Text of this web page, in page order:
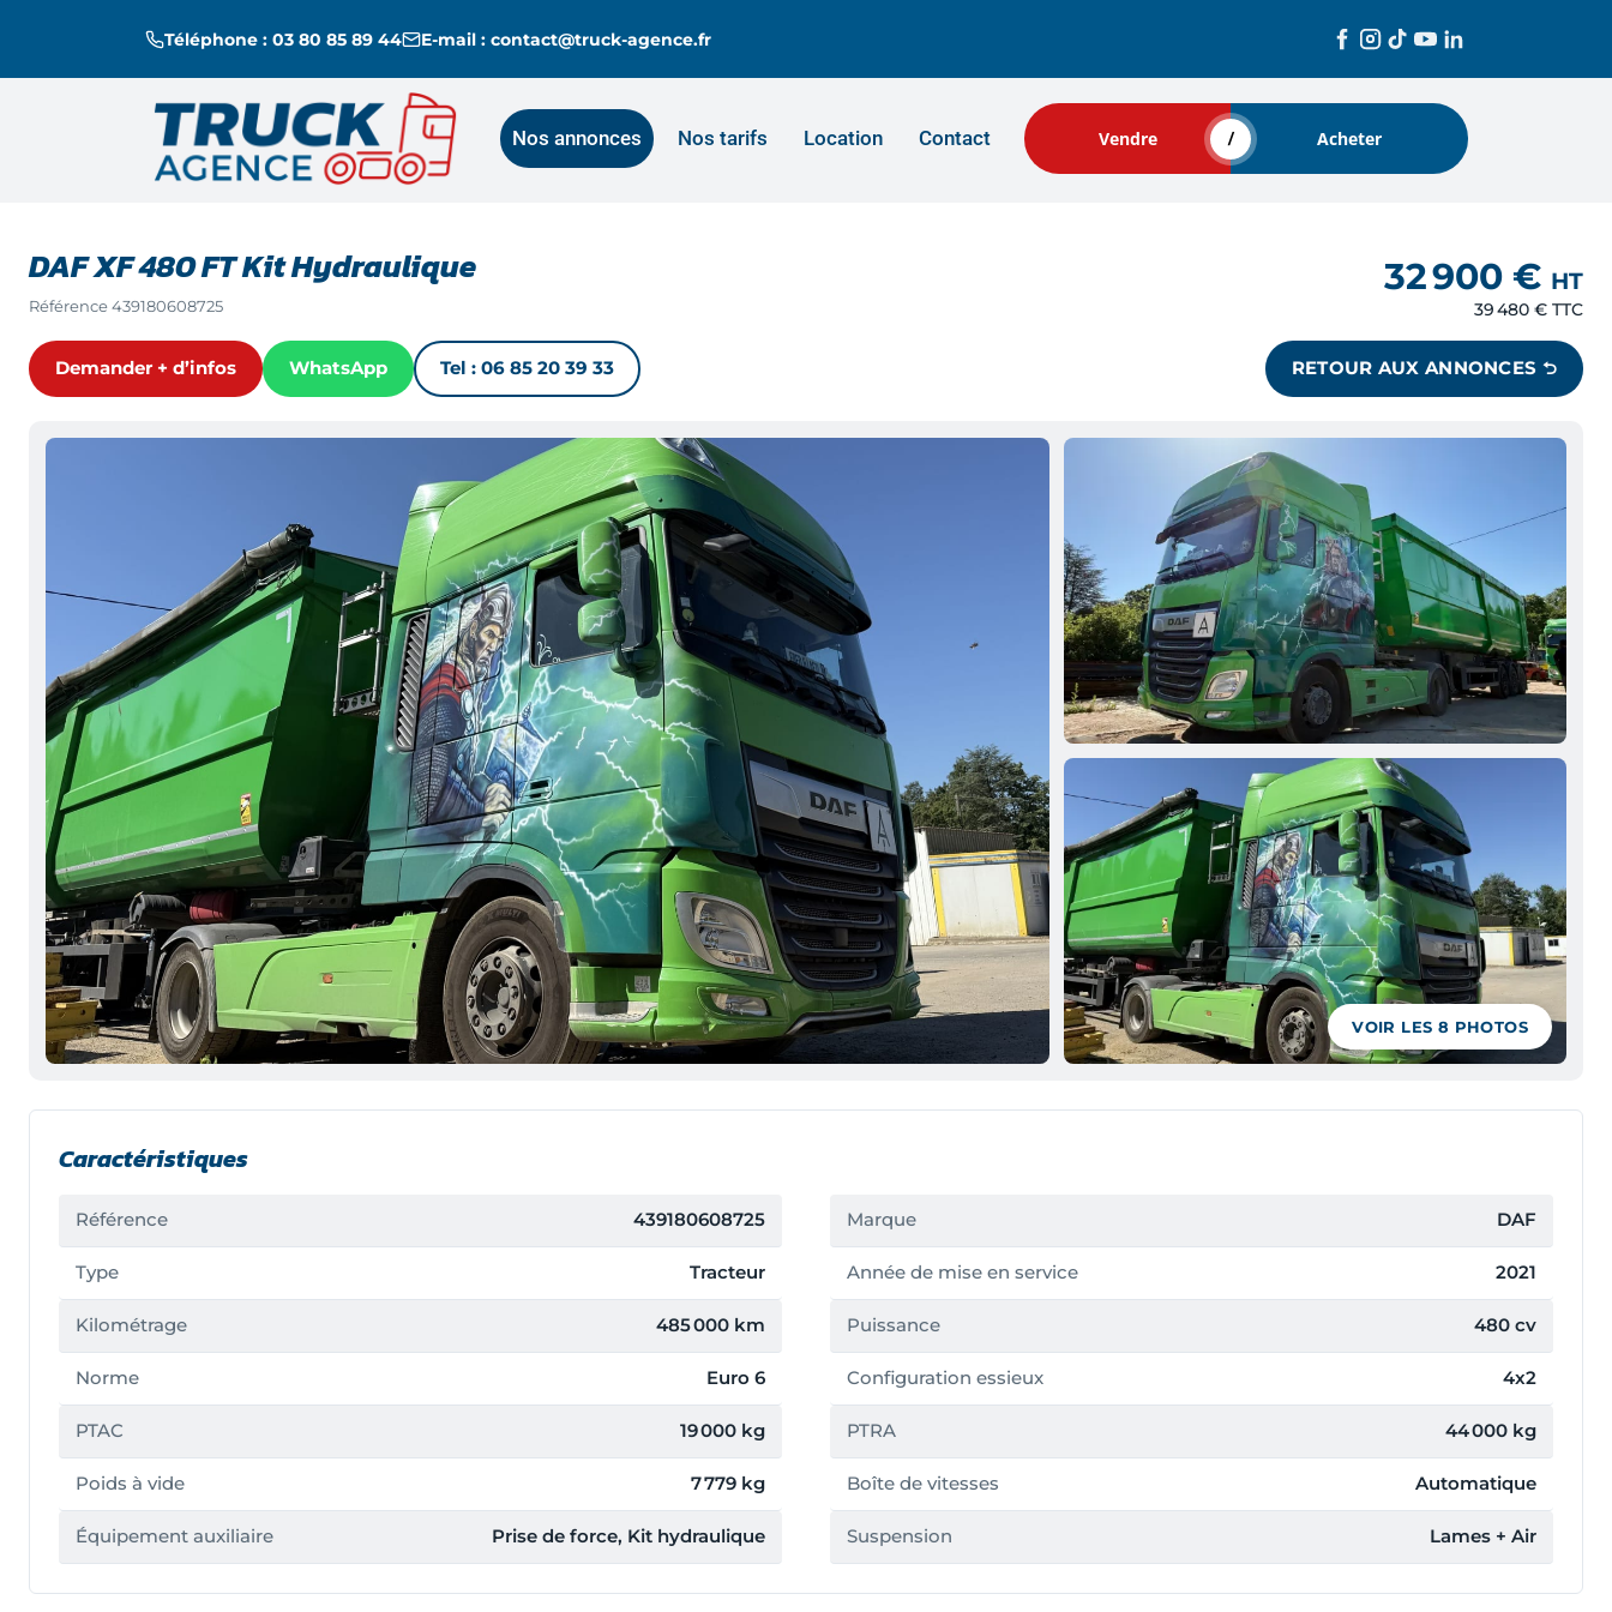
Téléphone : 03 80 85 89 44 E-mail : contact@truck-agence.fr
Nos annonces Nos tarifs Location Contact Vendre Acheter
DAF XF 480 FT Kit Hydraulique
Référence439180608725
32 900 € HT
39 480 € TTC
Demander + d’infos WhatsApp Tel : 06 85 20 39 33 RETOUR AUX ANNONCES ⮌
VOIR LES 8 PHOTOS
Caractéristiques
Référence 439180608725 Marque DAF
Type Tracteur Année de mise en service 2021
Kilométrage 485 000 km Puissance 480 cv
Norme Euro 6 Configuration essieux 4x2
PTAC 19 000 kg PTRA 44 000 kg
Poids à vide 7 779 kg Boîte de vitesses Automatique
Équipement auxiliaire Prise de force, Kit hydraulique Suspension Lames + Air